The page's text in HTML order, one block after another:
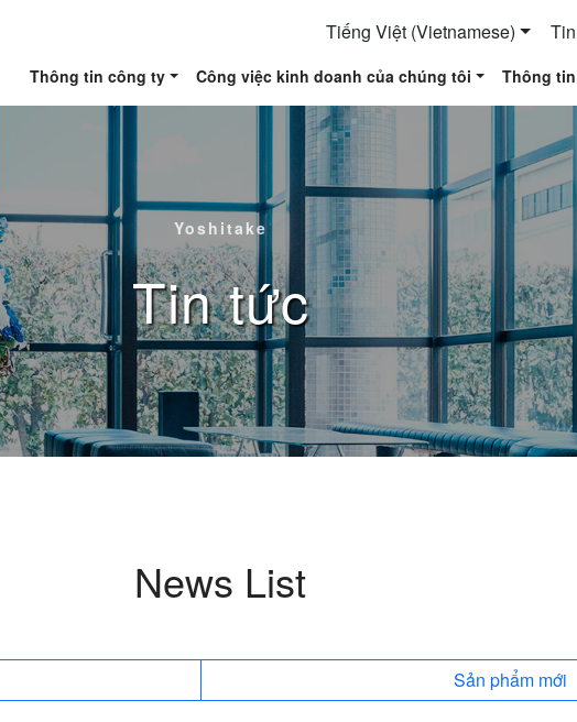
Tiếng Việt (Vietnamese)
Thông tin công ty Công việc kinh doanh của chúng tôi Thông
Yoshitake
Tin tức
News List
Sản phẩm mới